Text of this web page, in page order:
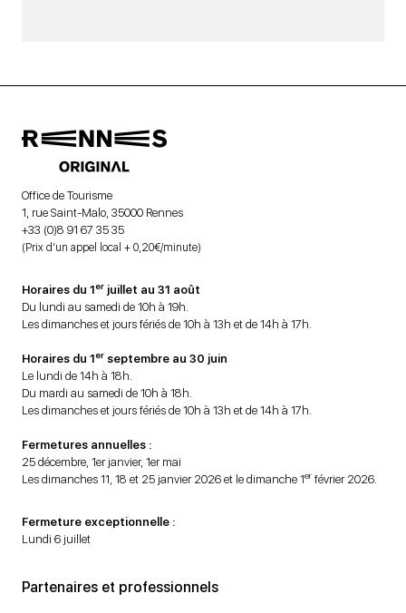
Office de Tourisme
1, rue Saint-Malo, 35000 Rennes
+33 (0)8 91 67 35 35
(Prix d’un appel local + 0,20€/minute)
Horaires du 1er juillet au 31 août
Du lundi au samedi de 10h à 19h.
Les dimanches et jours fériés de 10h à 13h et de 14h à 17h.
Horaires du 1er septembre au 30 juin
Le lundi de 14h à 18h.
Du mardi au samedi de 10h à 18h.
Les dimanches et jours fériés de 10h à 13h et de 14h à 17h.
Fermetures annuelles :
25 décembre, 1er janvier, 1er mai
Les dimanches 11, 18 et 25 janvier 2026 et le dimanche 1er février 2026.
Fermeture exceptionnelle :
Lundi 6 juillet
Partenaires et professionnels